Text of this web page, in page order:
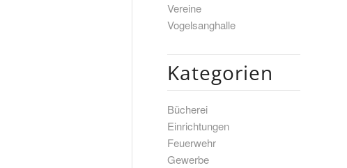
Vereine
Vogelsanghalle
Kategorien
Bücherei
Einrichtungen
Feuerwehr
Gewerbe